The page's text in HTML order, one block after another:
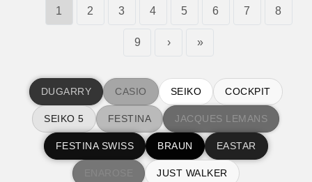
1 2 3 4 5 6 7 8
9 › »
DUGARRY CASIO SEIKO COCKPIT
SEIKO 5 FESTINA JACQUES LEMANS
FESTINA SWISS BRAUN EASTAR
JUST WALKER